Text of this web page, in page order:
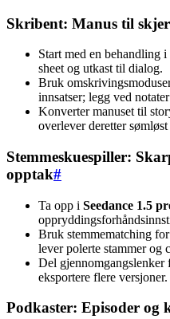
Skribent: Manus til
Start med en behandling i
sheet og utkast til dialog.
Bruk
innsatser; legg ved
Konverter manuset til
overlever deretter
Stemmeskuespiller:
opptak#
Ta opp i Seedance 1.5
Bruk stemmematching
lever polerte stammer og
Del gjennomgangslenker
eksportere flere versjoner.
Podkaster: Episoder og